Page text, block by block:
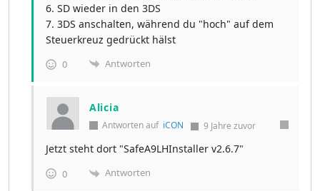
6. SD wieder in den 3DS
7. 3DS anschalten, während du "hoch" auf dem
Steuerkreuz gedrückt hälst
0 Antworten
Alicia
Antworten auf iCON 9 Jahre zuvor
Jetzt steht dort "SafeA9LHInstaller v2.6.7"
0 Antworten